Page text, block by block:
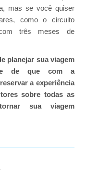
mas se você quiser
como o circuito
três meses de
planejar sua viagem
de que com a
a experiência
sobre todas as
sua viagem